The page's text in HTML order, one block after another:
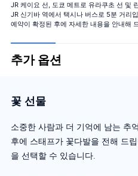
JR 케이요 선, 도쿄 메트로 유라쿠초 선 및
JR 신기바 역에서 택시나 버스로 5분 거리
예약이 확정된 후에 자세한 내용을 안내해
추가 옵션
꽃 선물
소중한 사람과 더 기억에 남는 추
후에 스태프가 꽃다발을 전해 드
을 선택할 수 있습니다.